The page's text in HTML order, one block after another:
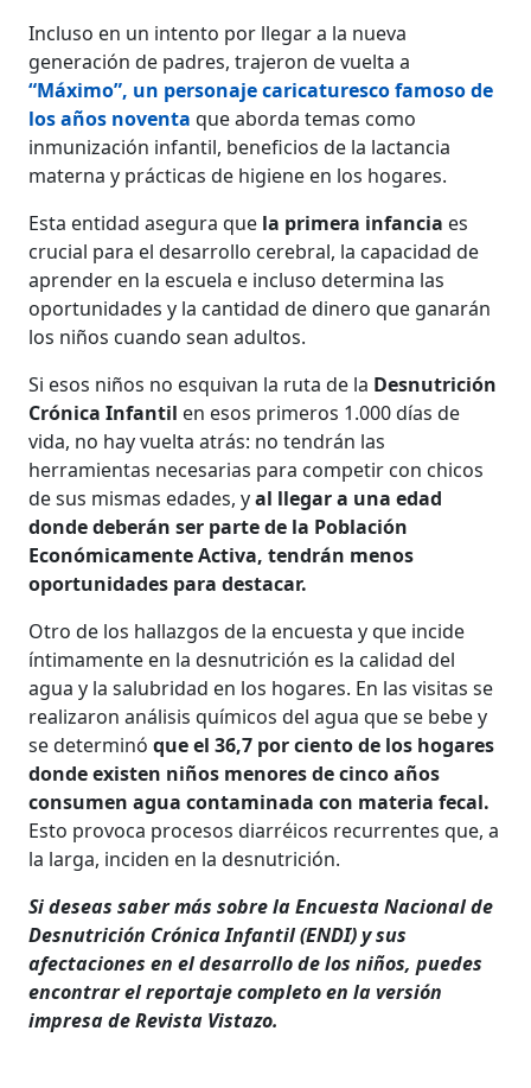
Incluso en un intento por llegar a la nueva
generación de padres, trajeron de vuelta a
“Máximo”, un personaje caricaturesco famoso de
los años noventaque aborda temas como
inmunización infantil, beneficios de la lactancia
materna y prácticas de higiene en los hogares.
Esta entidad asegura que la primera infancia es
crucial para el desarrollo cerebral, la capacidad de
aprender en la escuela e incluso determina las
oportunidades y la cantidad de dinero que ganarán
los niños cuando sean adultos.
Si esos niños no esquivan la ruta de la Desnutrición
Crónica Infantil en esos primeros 1.000 días de
vida, no hay vuelta atrás: no tendrán las
herramientas necesarias para competir con chicos
de sus mismas edades, yal llegar a una edad
donde deberán ser parte de la Población
Económicamente Activa, tendrán menos
oportunidades para destacar.
Otro de los hallazgos de la encuesta y que incide
íntimamente en la desnutrición es la calidad del
agua y la salubridad en los hogares. En las visitas se
realizaron análisis químicos del agua que se bebe y
se determinóque el 36,7 por ciento de los hogares
donde existen niños menores de cinco años
consumen agua contaminada con materia fecal.
Esto provoca procesos diarréicos recurrentes que, a
la larga, inciden en la desnutrición.
Si deseas saber más sobre la Encuesta Nacional de
Desnutrición Crónica Infantil (ENDI) y sus
afectaciones en el desarrollo de los niños, puedes
encontrar el reportaje completo en la versión
impresa de Revista Vistazo.